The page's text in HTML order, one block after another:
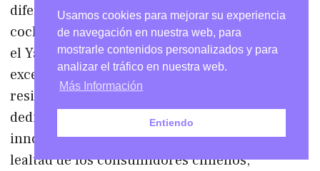
diferentes presupuestos y necesidades. Sus
coches más solicitados en Chile son el Corolla,
el Yaris y el Hilux, que presumen de una
excelente eficiencia de combustible,
resistencia y practicidad. Gracias a la
dedicación de Toyota a la calidad y la
innovación, se han ganado la confianza y
lealtad de los consumidores chilenos,
Usamos cookies para mejorar su experiencia
de navegación en nuestra web, para
mostrarle contenidos personalizados y para
analizar el tráfico en nuestra web.
Más Información
Entiendo